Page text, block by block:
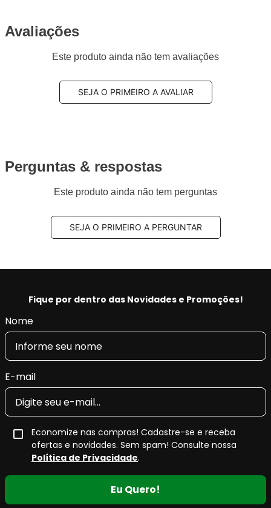
Avaliações
Este produto ainda não tem avaliações
SEJA O PRIMEIRO A AVALIAR
Perguntas & respostas
Este produto ainda não tem perguntas
SEJA O PRIMEIRO A PERGUNTAR
Fique por dentro das Novidades e Promoções!
Nome
E-mail
Economize nas compras! Cadastre-se e receba
ofertas e novidades. Sem spam! Consulte nossa
Política de Privacidade.
Eu Quero!